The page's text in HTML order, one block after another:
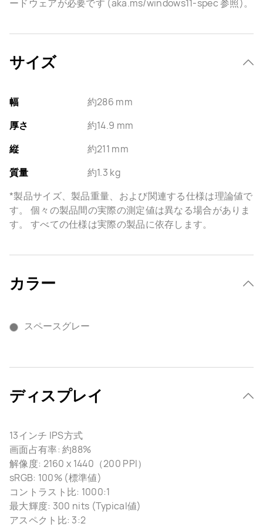
ードウェアが必要です (aka.ms/windows11-spec 参照)。
サイズ
幅
約286 mm
厚さ
約14.9 mm
縦
約211 mm
質量
約1.3 kg
*製品サイズ、製品重量、および関連する仕様は理論値で
す。 個々の製品間の実際の測定値は異なる場合がありま
す。 すべての仕様は実際の製品に依存します。
カラー
スペースグレー
ディスプレイ
13インチ IPS方式
画面占有率: 約88%
解像度: 2160 x 1440（200 PPI）
sRGB: 100% (標準値)
コントラスト比: 1000:1
最大輝度: 300 nits (Typical値)
アスペクト比: 3:2